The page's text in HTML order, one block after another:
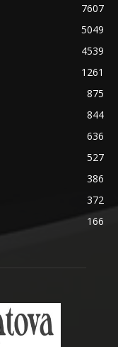
7607
5049
4539
1261
875
844
636
527
386
372
166